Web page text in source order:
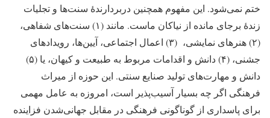
ختم نمی‌شود. این مفهوم همچنین دربردارندۀ سنت‌ها و تجلیات
زندۀ برجای مانده از نیاکان ماست. مانند (۱) سنت‌های شفاهی،
(۲) هنرهای نمایشی، (۳) اعمال اجتماعی، آیین‌ها، رویدادهای
جشنی، (۴) دانش و اقدامات مربوط به طبیعت و کیهان، یا (۵)
دانش و مهارت‌های تولید صنایع سنتی. این حوزه از میراث
فرهنگی اگر چه بسیار آسیب‌پذیر است، امروزه به عامل مهمی
برای پاسداری از گوناگونی فرهنگی در مقابل جهانی‌شدن فزاینده